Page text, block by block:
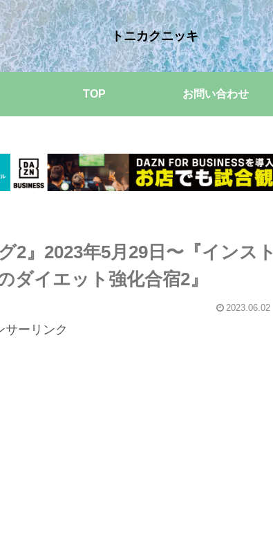
トニカクニッキ
TOP お問い合わせ
2』2023年5月29日〜『インスト
イエット強化合宿2』
2023.06.02
サーリンク